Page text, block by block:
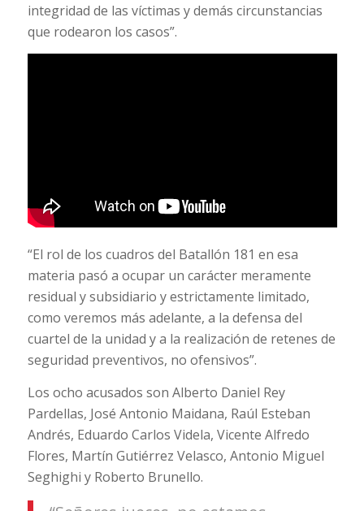
integridad de las víctimas y demás circunstancias
que rodearon los casos”.
“El rol de los cuadros del Batallón 181 en esa
materia pasó a ocupar un carácter meramente
residual y subsidiario y estrictamente limitado,
como veremos más adelante, a la defensa del
cuartel de la unidad y a la realización de retenes de
seguridad preventivos, no ofensivos”.
Los ocho acusados son Alberto Daniel Rey
Pardellas, José Antonio Maidana, Raúl Esteban
Andrés, Eduardo Carlos Videla, Vicente Alfredo
Flores, Martín Gutiérrez Velasco, Antonio Miguel
Seghighi y Roberto Brunello.